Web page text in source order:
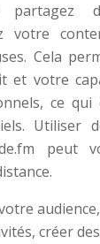
partagez
votre
Cela
et votre
ce
Utiliser
peut
créer